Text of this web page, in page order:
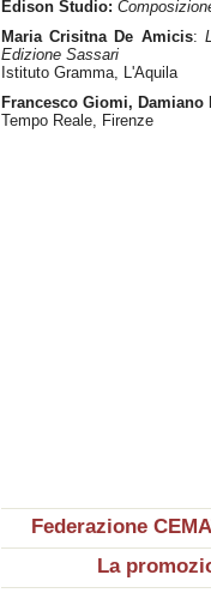
Edison Studio:
Maria Crisitna De Amicis:
Edizione Sassari
Istituto Gramma, L'Aquila
Francesco Giomi, Damiano
Tempo Reale, Firenze
Federazione
La